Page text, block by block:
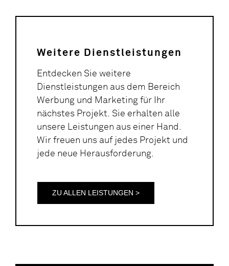
Weitere Dienstleistungen
Entdecken Sie weitere
Dienstleistungen aus dem Bereich
Werbung und Marketing für Ihr
nächstes Projekt. Sie erhalten alle
unsere Leistungen aus einer Hand.
Wir freuen uns auf jedes Projekt und
jede neue Herausforderung.
ZU ALLEN LEISTUNGEN >